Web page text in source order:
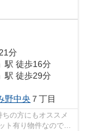
分
」駅 徒歩16分
」駅 徒歩29分
野中央 ７丁目
の方にもオススメ
ト有り物件なので、